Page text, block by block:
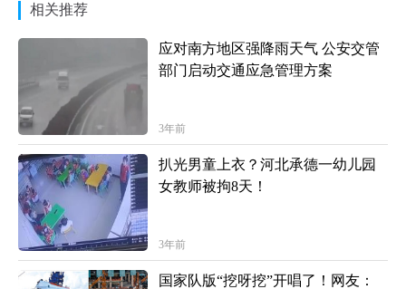
相关推荐
应对南方地区强降雨天气 公安交管
部门启动交通应急管理方案
3年前
扒光男童上衣？河北承德一幼儿园
女教师被拘8天！
3年前
国家队版“挖呀挖”开唱了！网友：